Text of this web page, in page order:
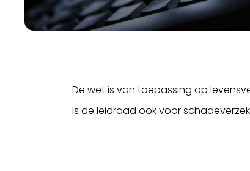
De wet is van toepassing op
is de leidraad ook voor